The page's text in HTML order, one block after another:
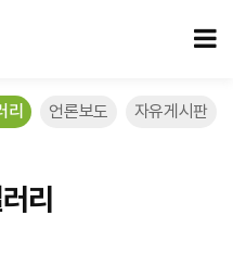
담회 진행 > 포토갤러리
리 언론보도 자유게시판
리